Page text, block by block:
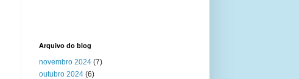
Arquivo do blog
novembro 2024 (7)
outubro 2024 (6)